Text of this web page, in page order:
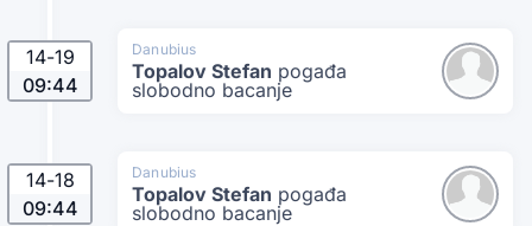
Danubius
Topalov Stefan pogađa
slobodno bacanje
14-19
09:44
Danubius
Topalov Stefan pogađa
slobodno bacanje
14-18
09:44